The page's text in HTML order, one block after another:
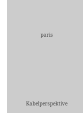
paris
Kabelperspektive